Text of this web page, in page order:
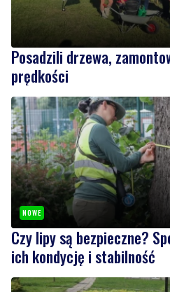
Posadzili drzewa,
prędkości
NOWE
Czy lipy są bezpieczne?
ich kondycję i stabilność